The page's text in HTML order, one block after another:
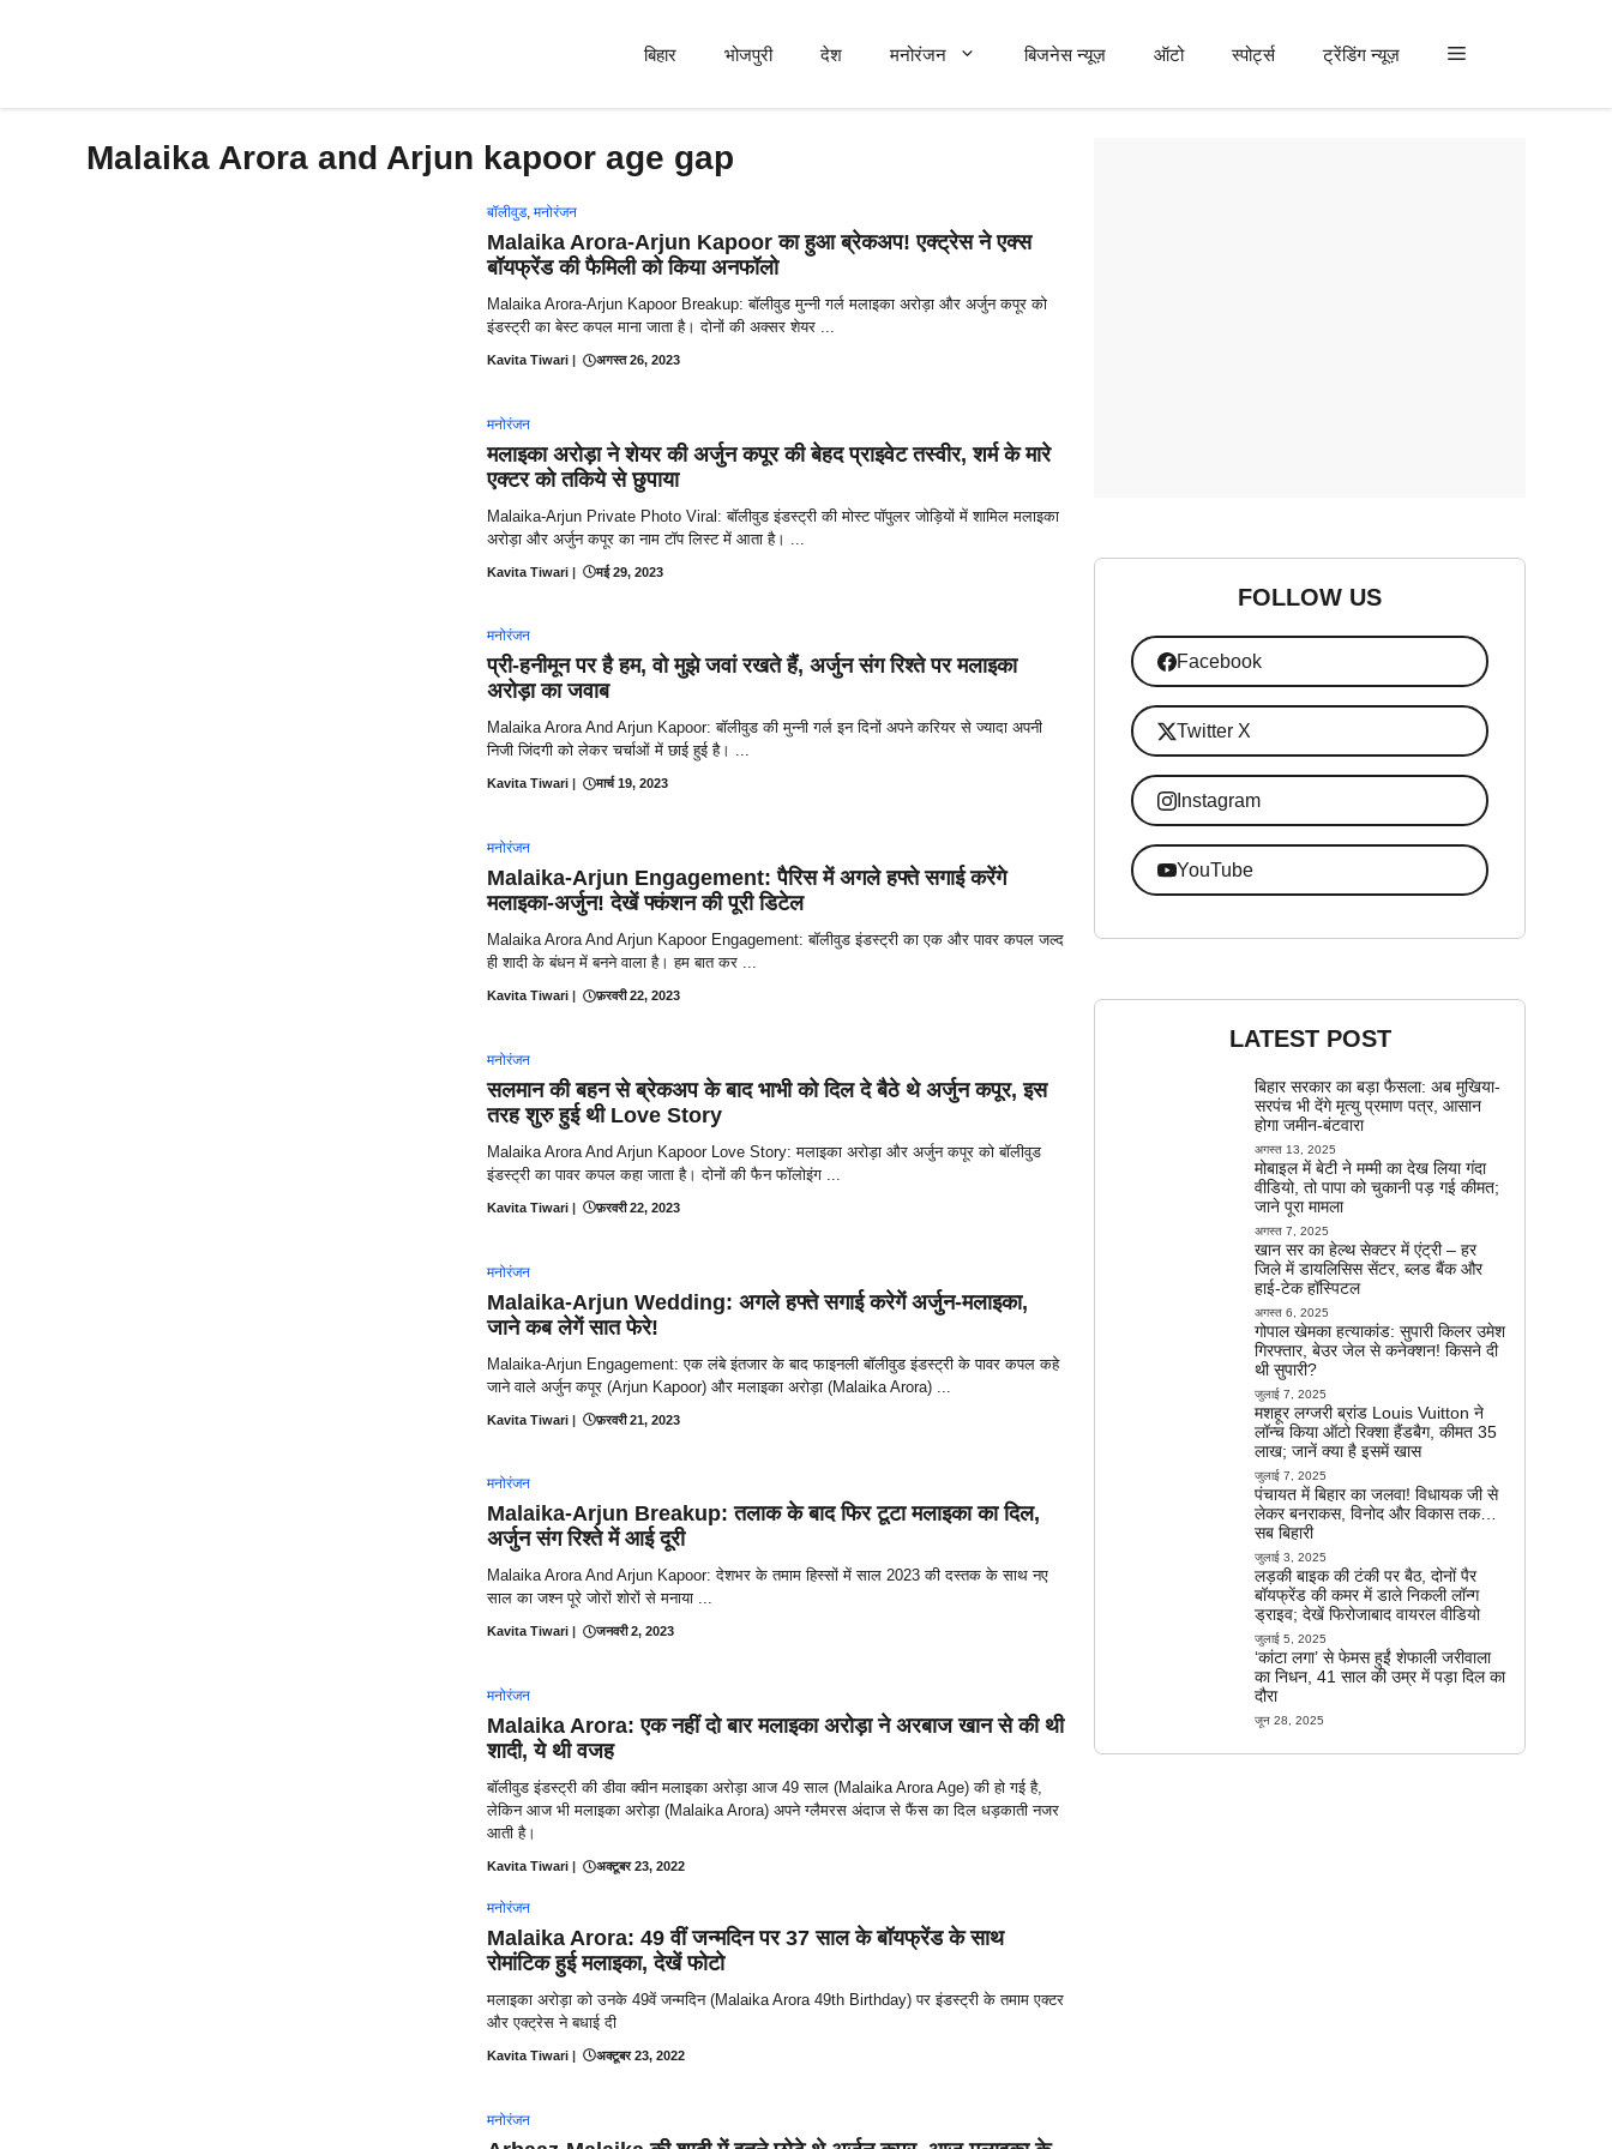
बिहार भोजपुरी देश मनोरंजन बिजनेस न्यूज़ ऑटो स्पोर्ट्स ट्रेंडिंग न्यूज़
Malaika Arora and Arjun kapoor age gap
बॉलीवुड, मनोरंजन
Malaika Arora-Arjun Kapoor का हुआ ब्रेकअप! एक्ट्रेस ने एक्स
बॉयफ्रेंड की फैमिली को किया अनफॉलो
Malaika Arora-Arjun Kapoor Breakup: बॉलीवुड मुन्नी गर्ल मलाइका अरोड़ा और अर्जुन कपूर को
इंडस्ट्री का बेस्ट कपल माना जाता है। दोनों की अक्सर शेयर ...
Kavita Tiwari | अगस्त 26, 2023
मनोरंजन
मलाइका अरोड़ा ने शेयर की अर्जुन कपूर की बेहद प्राइवेट तस्वीर, शर्म के मारे
एक्टर को तकिये से छुपाया
Malaika-Arjun Private Photo Viral: बॉलीवुड इंडस्ट्री की मोस्ट पॉपुलर जोड़ियों में शामिल मलाइका
अरोड़ा और अर्जुन कपूर का नाम टॉप लिस्ट में आता है। ...
Kavita Tiwari | मई 29, 2023
मनोरंजन
प्री-हनीमून पर है हम, वो मुझे जवां रखते हैं, अर्जुन संग रिश्ते पर मलाइका
अरोड़ा का जवाब
Malaika Arora And Arjun Kapoor: बॉलीवुड की मुन्नी गर्ल इन दिनों अपने करियर से ज्यादा अपनी
निजी जिंदगी को लेकर चर्चाओं में छाई हुई है। ...
Kavita Tiwari मार्च 19, 2023
मनोरंजन
Malaika-Arjun Engagement: पैरिस में अगले हफ्ते सगाई करेंगे
मलाइका-अर्जुन! देखें फ्कंशन की पूरी डिटेल
Malaika Arora And Arjun Kapoor Engagement: बॉलीवुड इंडस्ट्री का एक और पावर कपल जल्द
ही शादी के बंधन में बनने वाला है। हम बात कर ...
Kavita Tiwari | फ़रवरी 22, 2023
मनोरंजन
सलमान की बहन से ब्रेकअप के बाद भाभी को दिल दे बैठे थे अर्जुन कपूर, इस
तरह शुरु हुई थी Love Story
Malaika Arora And Arjun Kapoor Love Story: मलाइका अरोड़ा और अर्जुन कपूर को बॉलीवुड
इंडस्ट्री का पावर कपल कहा जाता है। दोनों की फैन फॉलोइंग ...
Kavita Tiwari | फ़रवरी 22, 2023
मनोरंजन
Malaika-Arjun Wedding: अगले हफ्ते सगाई करेगें अर्जुन-मलाइका,
जाने कब लेगें सात फेरे!
Malaika-Arjun Engagement: एक लंबे इंतजार के बाद फाइनली बॉलीवुड इंडस्ट्री के पावर कपल कहे
जाने वाले अर्जुन कपूर (Arjun Kapoor) और मलाइका अरोड़ा (Malaika Arora) ...
Kavita Tiwari | फ़रवरी 21, 2023
मनोरंजन
Malaika-Arjun Breakup: तलाक के बाद फिर टूटा मलाइका का दिल,
अर्जुन संग रिश्ते में आई दूरी
Malaika Arora And Arjun Kapoor: देशभर के तमाम हिस्सों में साल 2023 की दस्तक के साथ नए
साल का जश्न पूरे जोरों शोरों से मनाया ...
Kavita Tiwari जनवरी 2, 2023
मनोरंजन
Malaika Arora: एक नहीं दो बार मलाइका अरोड़ा ने अरबाज खान से की थी
शादी, ये थी वजह
बॉलीवुड इंडस्ट्री की डीवा क्वीन मलाइका अरोड़ा आज 49 साल (Malaika Arora Age) की हो गई है,
लेकिन आज भी मलाइका अरोड़ा (Malaika Arora) अपने ग्लैमरस अंदाज से फैंस का दिल धड़काती नजर
आती है।
Kavita Tiwari | अक्टूबर 23, 2022
मनोरंजन
Malaika Arora: 49 वीं जन्मदिन पर 37 साल के बॉयफ्रेंड के साथ
रोमांटिक हुई मलाइका, देखें फोटो
मलाइका अरोड़ा को उनके 49वें जन्मदिन (Malaika Arora 49th Birthday) पर इंडस्ट्री के तमाम एक्टर
और एक्ट्रेस ने बधाई दी
Kavita Tiwari | अक्टूबर 23, 2022
मनोरंजन
FOLLOW US
Facebook
Twitter X
Instagram
YouTube
LATEST POST
बिहार सरकार का बड़ा फैसला: अब मुखिया-
सरपंच भी देंगे मृत्यु प्रमाण पत्र, आसान
होगा जमीन-बंटवारा
अगस्त 13, 2025
मोबाइल में बेटी ने मम्मी का देख लिया गंदा
वीडियो, तो पापा को चुकानी पड़ गई कीमत;
जाने पूरा मामला
अगस्त 7, 2025
खान सर का हेल्थ सेक्टर में एंट्री – हर
जिले में डायलिसिस सेंटर, ब्लड बैंक और
हाई-टेक हॉस्पिटल
अगस्त 6, 2025
गोपाल खेमका हत्याकांड: सुपारी किलर उमेश
गिरफ्तार, बेउर जेल से कनेक्शन! किसने दी
थी सुपारी?
जुलाई 7, 2025
मशहूर लग्जरी ब्रांड Louis Vuitton ने
लॉन्च किया ऑटो रिक्शा हैंडबैग, कीमत 35
लाख; जानें क्या है इसमें खास
जुलाई 7, 2025
पंचायत में बिहार का जलवा! विधायक जी से
लेकर बनराकस, विनोद और विकास तक…
सब बिहारी
जुलाई 3, 2025
लड़की बाइक की टंकी पर बैठ, दोनों पैर
बॉयफ्रेंड की कमर में डाले निकली लॉन्ग
ड्राइव; देखें फिरोजाबाद वायरल वीडियो
जुलाई 5, 2025
‘कांटा लगा’ से फेमस हुईं शेफाली जरीवाला
का निधन, 41 साल की उम्र में पड़ा दिल का
दौरा
जून 28, 2025